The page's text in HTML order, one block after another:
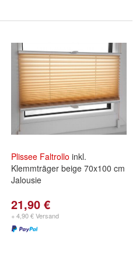
Plissee Faltrollo inkl.
Klemmträger beige 70x100 cm
Jalousie
21,90 €
+ 4,90 € Versand